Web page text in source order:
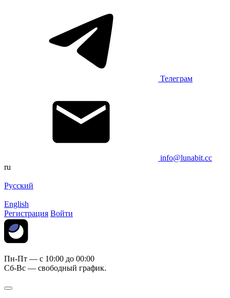
Телеграм
info@lunabit.cc
ru
Русский
English
Регистрация Войти
Пн-Пт — c 10:00 до 00:00
Сб-Вс — свободный график.